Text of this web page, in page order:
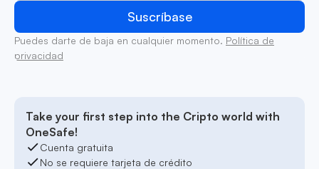
Puedes darte de baja en cualquier momento. Política de
privacidad
Take your first step into the Cripto world with
OneSafe!
Cuenta gratuita
No se requiere tarjeta de crédito